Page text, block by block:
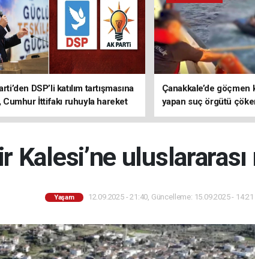
DSP’li katılım tartışmasına
Cumhur İttifakı ruhuyla hareket
Çanakkale’de göçmen
yapan suç örgütü
tutuklama
Kalesi’ne
Yaşam 12.09.2025 - 21:40, Güncelleme: 15.09.2025 - 14:21